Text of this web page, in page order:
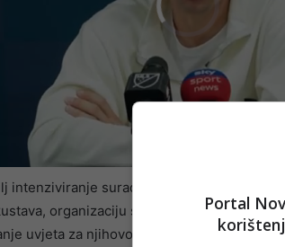
intenziviranje suradnje između
organizaciju stručnih predavanja,
uvjeta za njihovo profesionalno
Portal